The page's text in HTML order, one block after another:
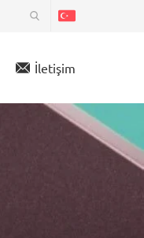
İletişim